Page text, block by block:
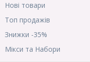
Нові товари
Топ продажів
Знижки -35%
Мікси та Набори